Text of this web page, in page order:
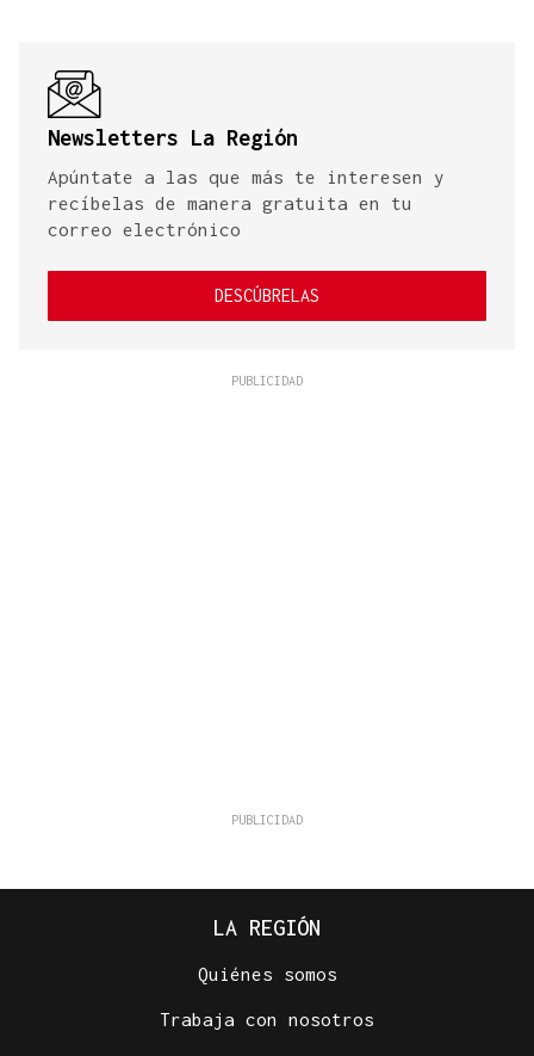
Newsletters La Región
Apúntate a las que más te interesen y
recíbelas de manera gratuita en tu
correo electrónico
DESCÚBRELAS
LA REGIÓN
Quiénes somos
Trabaja con nosotros